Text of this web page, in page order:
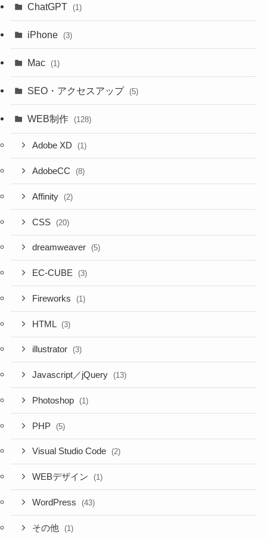
ChatGPT (1)
iPhone (3)
Mac (1)
SEO・アクセスアップ (5)
WEB制作 (128)
Adobe XD (1)
AdobeCC (8)
Affinity (2)
CSS (20)
dreamweaver (5)
EC-CUBE (3)
Fireworks (1)
HTML (3)
illustrator (3)
Javascript／jQuery (13)
Photoshop (1)
PHP (5)
Visual Studio Code (2)
WEBデザイン (1)
WordPress (43)
その他 (1)